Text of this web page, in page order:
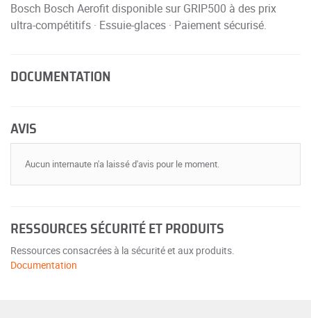
Bosch Bosch Aerofit disponible sur GRIP500 à des prix
ultra-compétitifs · Essuie-glaces · Paiement sécurisé.
DOCUMENTATION
AVIS
Aucun internaute n'a laissé d'avis pour le moment.
RESSOURCES SÉCURITÉ ET PRODUITS
Ressources consacrées à la sécurité et aux produits.
Documentation